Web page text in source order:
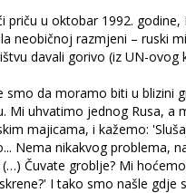
priču u oktobar 1992.
neobičnoj razmjeni – ruski
davali gorivo (iz UN-ovog
smo da moramo biti u blizini
Mi uhvatimo jednog Rusa, a
majicama, i kažemo:
Nema nikakvog problema,
(…) Čuvate groblje? Mi
I tako smo našle gdje